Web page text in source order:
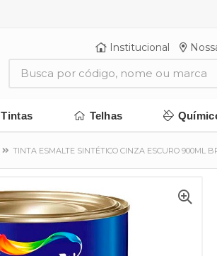
Institucional
Tintas Telhas
TINTA ESMALTE SINTÉTICO CINZA ESCURO 900ML